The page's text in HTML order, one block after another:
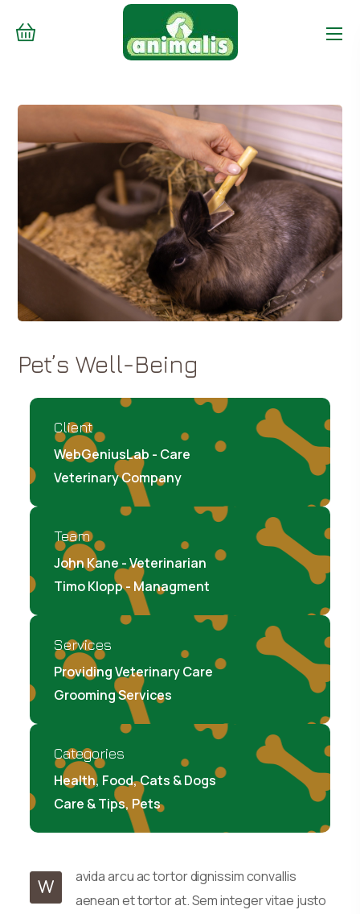
Pet’s Well-Being
Client
WebGeniusLab - Care
Veterinary Company
Team
John Kane - Veterinarian
Timo Klopp - Managment
Services
Providing Veterinary Care
Grooming Services
Categories
Health, Food, Cats & Dogs
Care & Tips, Pets
W
avida arcu ac tortor dignissim convallis
aenean et tortor at. Sem integer vitae justo